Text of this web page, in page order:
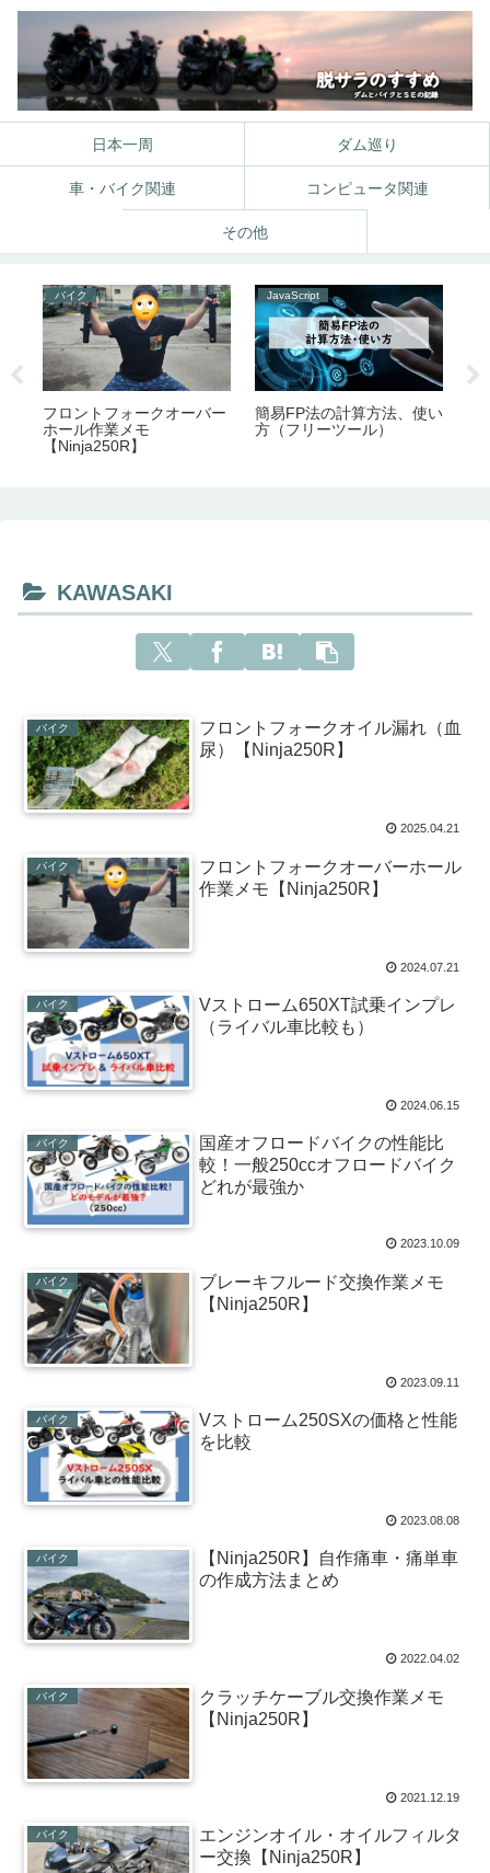
日本一周 ダム巡り
車・バイク関連 コンピュータ関連
その他
バイク
フロントフォークオーバー
ホール作業メモ
【Ninja250R】
JavaScript
簡易FP法の計算方法、使い
方（フリーツール）
KAWASAKI
バイク
フロントフォークオイル漏れ（血
尿）【Ninja250R】
2025.04.21
バイク
フロントフォークオーバーホール
作業メモ【Ninja250R】
2024.07.21
バイク
Vストローム650XT試乗インプレ
（ライバル車比較も）
2024.06.15
バイク
国産オフロードバイクの性能比
較！一般250ccオフロードバイク
どれが最強か
2023.10.09
バイク
ブレーキフルード交換作業メモ
【Ninja250R】
2023.09.11
バイク
Vストローム250SXの価格と性能
を比較
2023.08.08
バイク
【Ninja250R】自作痛車・痛単車
の作成方法まとめ
2022.04.02
バイク
クラッチケーブル交換作業メモ
【Ninja250R】
2021.12.19
バイク
エンジンオイル・オイルフィルタ
ー交換【Ninja250R】